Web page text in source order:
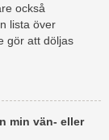
också
lista över
gör att döljas
min vän- eller